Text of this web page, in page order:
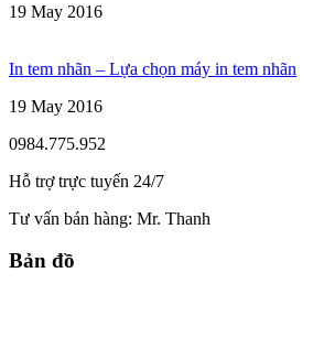
19 May 2016
In tem nhãn – Lựa chọn máy in tem nhãn
19 May 2016
0984.775.952
Hỗ trợ trực tuyến 24/7
Tư vấn bán hàng: Mr. Thanh
Bản đồ